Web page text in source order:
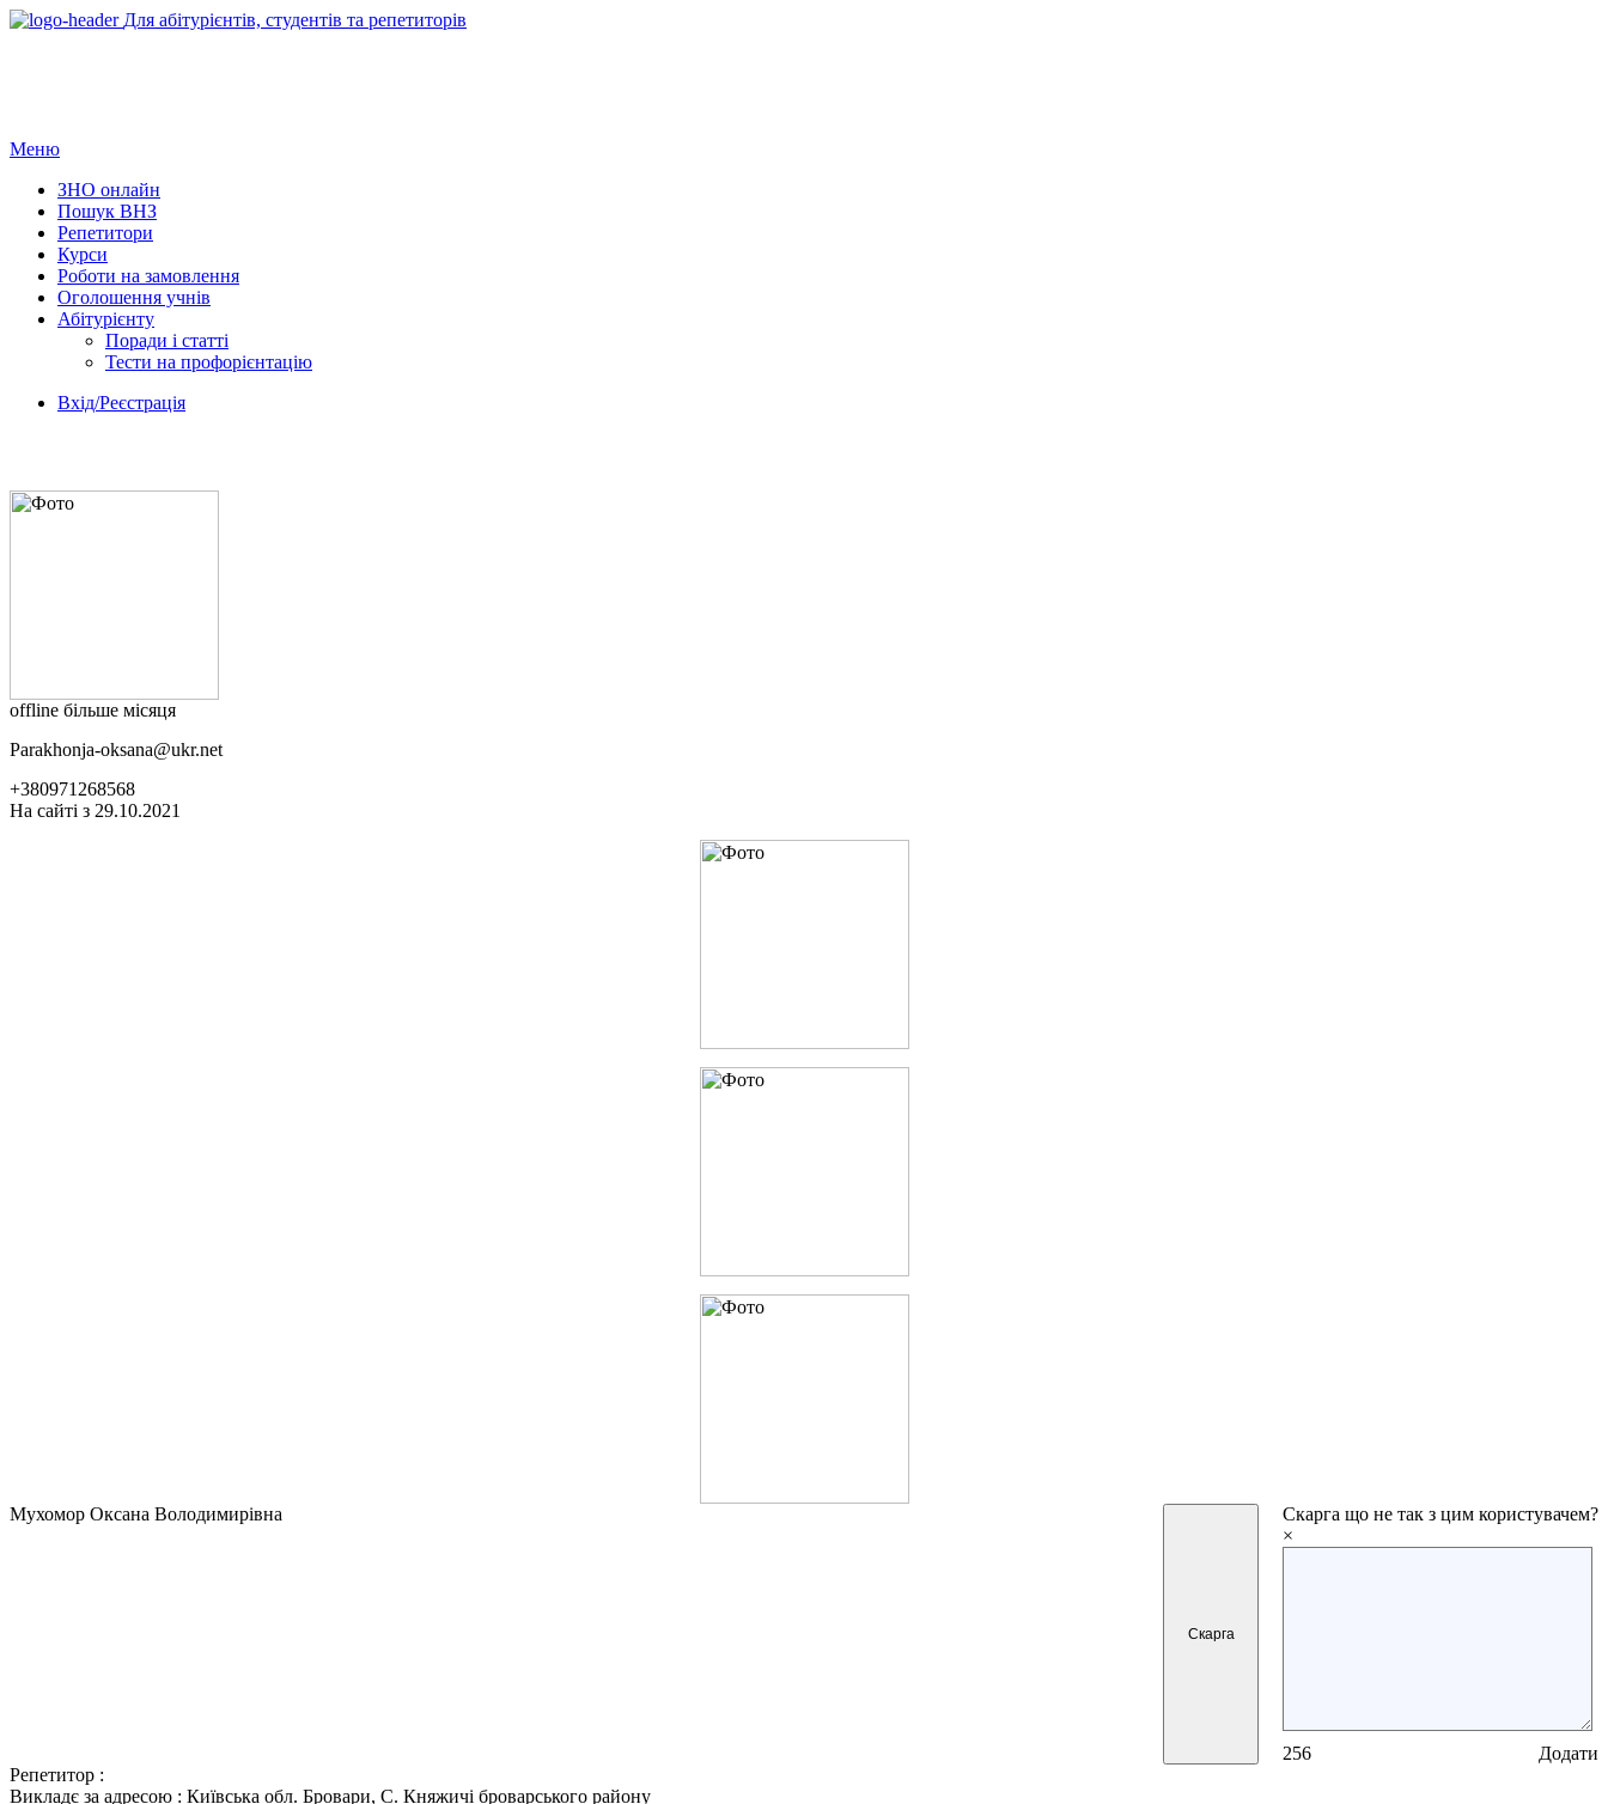
Для абітурієнтів, студентів та репетиторів
Меню
ЗНО онлайн
Пошук ВНЗ
Репетитори
Курси
Роботи на замовлення
Оголошення учнів
Абітурієнту
Поради і статті
Тести на профорієнтацію
Вхід/Реєстрація
offline більше місяця
Parakhonja-oksana@ukr.net
+380971268568
На сайті з 29.10.2021
Мухомор Оксана Володимирівна
Скарга
Скарга що не так з цим користувачем?
×
256
Додати
Репетитор :
Викладє за адресою : Київська обл. Бровари, С. Княжичі броварського району